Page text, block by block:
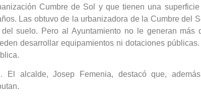
Cumbre de Sol y que tienen una
Las obtuvo de la urbanizadora de la Cumbre del
suelo. Pero al Ayuntamiento no le generan
desarrollar equipamientos ni dotaciones
alcalde, Josep Femenia, destacó que,